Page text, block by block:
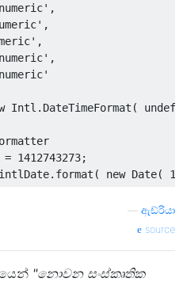
,
,
Intl . DateTimeFormat (
= 1412743273;
. format ( new Date(
ඇඩ්රියා
source
"නොවන සංස්කෘතික